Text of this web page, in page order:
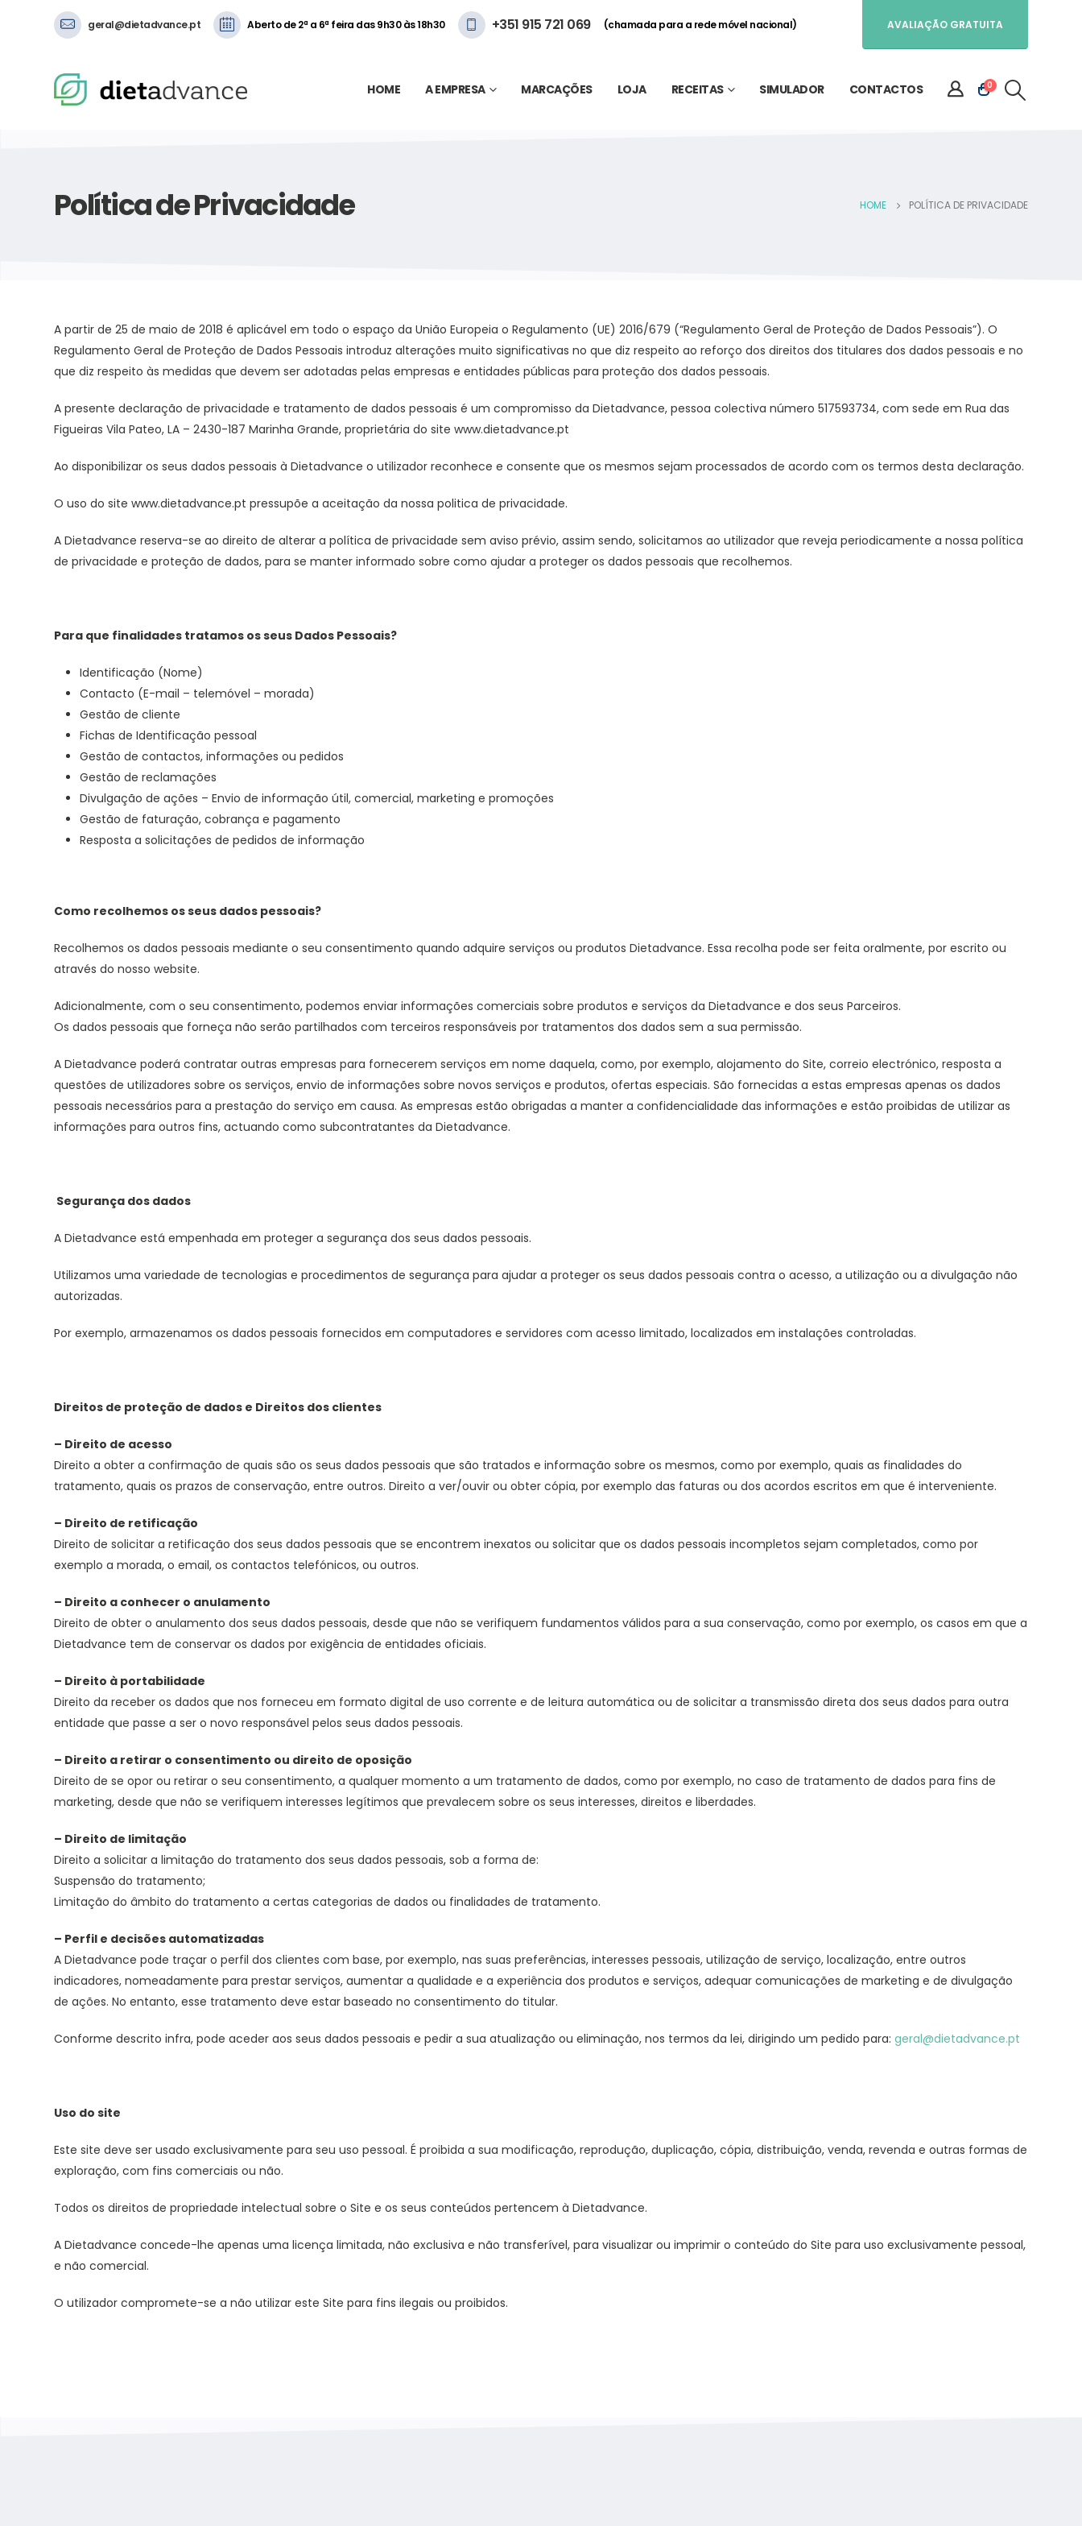
geral@dietadvance.pt Aberto de 2ª a 6ª feira das 9h30 às 18h30 +351 915 721 069 (chamada para a rede móvel nacional) AVALIAÇÃO GRATUITA
HOME A EMPRESA MARCAÇÕES LOJA RECEITAS SIMULADOR CONTACTOS 0
Política de Privacidade HOME POLÍTICA DE PRIVACIDADE
A partir de 25 de maio de 2018 é aplicável em todo o espaço da União Europeia o Regulamento (UE) 2016/679 (“Regulamento Geral de Proteção de Dados Pessoais”). O
Regulamento Geral de Proteção de Dados Pessoais introduz alterações muito significativas no que diz respeito ao reforço dos direitos dos titulares dos dados pessoais e no
que diz respeito às medidas que devem ser adotadas pelas empresas e entidades públicas para proteção dos dados pessoais.
A presente declaração de privacidade e tratamento de dados pessoais é um compromisso da Dietadvance, pessoa colectiva número 517593734, com sede em Rua das
Figueiras Vila Pateo, LA – 2430-187 Marinha Grande, proprietária do site www.dietadvance.pt
Ao disponibilizar os seus dados pessoais à Dietadvance o utilizador reconhece e consente que os mesmos sejam processados de acordo com os termos desta declaração.
O uso do site www.dietadvance.pt pressupõe a aceitação da nossa politica de privacidade.
A Dietadvance reserva-se ao direito de alterar a política de privacidade sem aviso prévio, assim sendo, solicitamos ao utilizador que reveja periodicamente a nossa política
de privacidade e proteção de dados, para se manter informado sobre como ajudar a proteger os dados pessoais que recolhemos.
Para que finalidades tratamos os seus Dados Pessoais?
Identificação (Nome)
Contacto (E-mail – telemóvel – morada)
Gestão de cliente
Fichas de Identificação pessoal
Gestão de contactos, informações ou pedidos
Gestão de reclamações
Divulgação de ações – Envio de informação útil, comercial, marketing e promoções
Gestão de faturação, cobrança e pagamento
Resposta a solicitações de pedidos de informação
Como recolhemos os seus dados pessoais?
Recolhemos os dados pessoais mediante o seu consentimento quando adquire serviços ou produtos Dietadvance. Essa recolha pode ser feita oralmente, por escrito ou
através do nosso website.
Adicionalmente, com o seu consentimento, podemos enviar informações comerciais sobre produtos e serviços da Dietadvance e dos seus Parceiros.
Os dados pessoais que forneça não serão partilhados com terceiros responsáveis por tratamentos dos dados sem a sua permissão.
A Dietadvance poderá contratar outras empresas para fornecerem serviços em nome daquela, como, por exemplo, alojamento do Site, correio electrónico, resposta a
questões de utilizadores sobre os serviços, envio de informações sobre novos serviços e produtos, ofertas especiais. São fornecidas a estas empresas apenas os dados
pessoais necessários para a prestação do serviço em causa. As empresas estão obrigadas a manter a confidencialidade das informações e estão proibidas de utilizar as
informações para outros fins, actuando como subcontratantes da Dietadvance.
Segurança dos dados
A Dietadvance está empenhada em proteger a segurança dos seus dados pessoais.
Utilizamos uma variedade de tecnologias e procedimentos de segurança para ajudar a proteger os seus dados pessoais contra o acesso, a utilização ou a divulgação não
autorizadas.
Por exemplo, armazenamos os dados pessoais fornecidos em computadores e servidores com acesso limitado, localizados em instalações controladas.
Direitos de proteção de dados e Direitos dos clientes
– Direito de acesso
Direito a obter a confirmação de quais são os seus dados pessoais que são tratados e informação sobre os mesmos, como por exemplo, quais as finalidades do
tratamento, quais os prazos de conservação, entre outros. Direito a ver/ouvir ou obter cópia, por exemplo das faturas ou dos acordos escritos em que é interveniente.
– Direito de retificação
Direito de solicitar a retificação dos seus dados pessoais que se encontrem inexatos ou solicitar que os dados pessoais incompletos sejam completados, como por
exemplo a morada, o email, os contactos telefónicos, ou outros.
– Direito a conhecer o anulamento
Direito de obter o anulamento dos seus dados pessoais, desde que não se verifiquem fundamentos válidos para a sua conservação, como por exemplo, os casos em que a
Dietadvance tem de conservar os dados por exigência de entidades oficiais.
– Direito à portabilidade
Direito da receber os dados que nos forneceu em formato digital de uso corrente e de leitura automática ou de solicitar a transmissão direta dos seus dados para outra
entidade que passe a ser o novo responsável pelos seus dados pessoais.
– Direito a retirar o consentimento ou direito de oposição
Direito de se opor ou retirar o seu consentimento, a qualquer momento a um tratamento de dados, como por exemplo, no caso de tratamento de dados para fins de
marketing, desde que não se verifiquem interesses legítimos que prevalecem sobre os seus interesses, direitos e liberdades.
– Direito de limitação
Direito a solicitar a limitação do tratamento dos seus dados pessoais, sob a forma de:
Suspensão do tratamento;
Limitação do âmbito do tratamento a certas categorias de dados ou finalidades de tratamento.
– Perfil e decisões automatizadas
A Dietadvance pode traçar o perfil dos clientes com base, por exemplo, nas suas preferências, interesses pessoais, utilização de serviço, localização, entre outros
indicadores, nomeadamente para prestar serviços, aumentar a qualidade e a experiência dos produtos e serviços, adequar comunicações de marketing e de divulgação
de ações. No entanto, esse tratamento deve estar baseado no consentimento do titular.
Conforme descrito infra, pode aceder aos seus dados pessoais e pedir a sua atualização ou eliminação, nos termos da lei, dirigindo um pedido para: geral@dietadvance.pt
Uso do site
Este site deve ser usado exclusivamente para seu uso pessoal. É proibida a sua modificação, reprodução, duplicação, cópia, distribuição, venda, revenda e outras formas de
exploração, com fins comerciais ou não.
Todos os direitos de propriedade intelectual sobre o Site e os seus conteúdos pertencem à Dietadvance.
A Dietadvance concede-lhe apenas uma licença limitada, não exclusiva e não transferível, para visualizar ou imprimir o conteúdo do Site para uso exclusivamente pessoal,
e não comercial.
O utilizador compromete-se a não utilizar este Site para fins ilegais ou proibidos.